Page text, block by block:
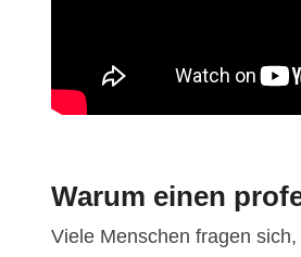
Warum einen
Viele Menschen fragen